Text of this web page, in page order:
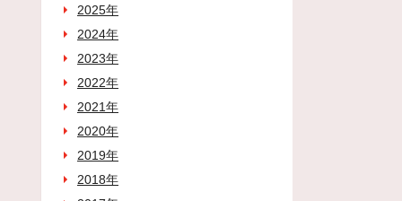
2025年
2024年
2023年
2022年
2021年
2020年
2019年
2018年